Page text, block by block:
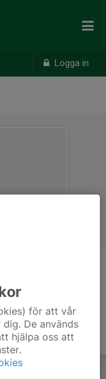
Logga in
för att vår
De används
hjälpa oss att